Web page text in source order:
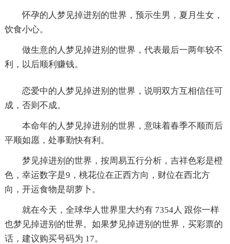
怀孕的人梦见掉进别的世界，预示生男，夏月生女，
饮食小心。
做生意的人梦见掉进别的世界，代表最后一两年较不
利，以后顺利赚钱。
恋爱中的人梦见掉进别的世界，说明双方互相信任可
成，否则不成。
本命年的人梦见掉进别的世界，意味着春季不顺而后
平顺如愿，处事勤快有利。
梦见掉进别的世界，按周易五行分析，吉祥色彩是橙
色，幸运数字是9，桃花位在正西方向，财位在西北方
向，开运食物是胡萝卜。
就在今天，全球华人世界里大约有 7354人 跟你一样
也梦见掉进别的世界。如果梦见掉进别的世界，买彩票的
话，建议购买号码为 17。